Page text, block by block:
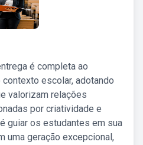
é completa ao
escolar, adotando
valorizam relações
por criatividade e
guiar os estudantes em sua
uma geração excepcional,